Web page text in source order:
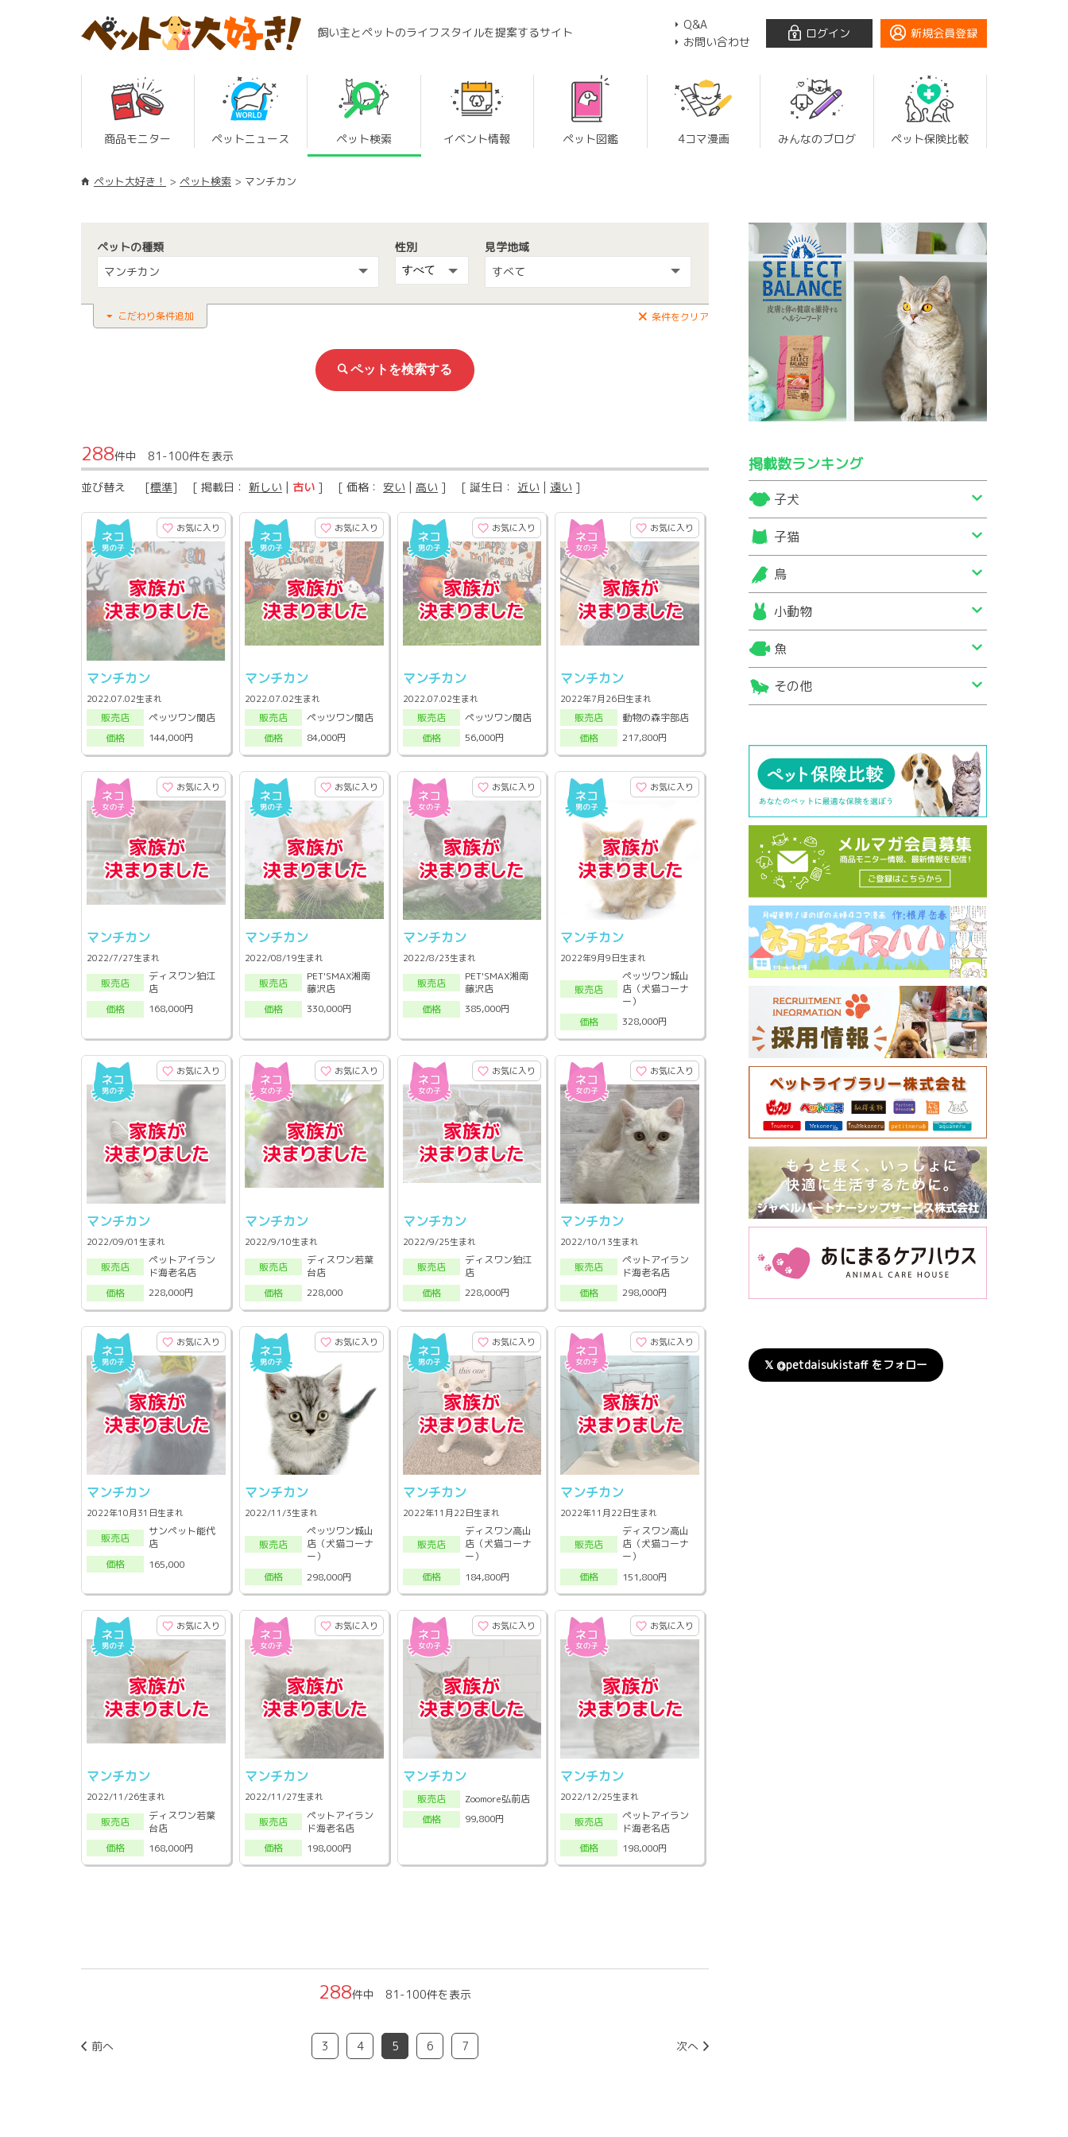
飼い主とペットのライフスタイルを提案するサイト
Q&A
お問い合わせ
ログイン 新規会員登録
商品モニター ペットニュース ペット検索 イベント情報 ペット図鑑 4コマ漫画 みんなのブログ ペット保険比較
ペット大好き！ ペット検索 マンチカン
ペットの種類
マンチカン
性別
見学地域
すべて
こだわり条件追加 条件をクリア
288件中 81-100件を表示
並び替え [標準] [ 掲載日： 新しい | 古い ] [ 価格： 安い | 高い ] [ 誕生日： 近い | 遠い ]
お気に入り
マンチカン
2022.07.02生まれ
販売店
ペッツワン関店
価格
144,000円
お気に入り
マンチカン
2022.07.02生まれ
販売店
ペッツワン関店
価格
84,000円
お気に入り
マンチカン
2022.07.02生まれ
販売店
ペッツワン関店
価格
56,000円
お気に入り
マンチカン
2022年7月26日生まれ
販売店
動物の森宇部店
価格
217,800円
お気に入り
マンチカン
2022/7/27生まれ
販売店
ディスワン狛江
店
価格
168,000円
お気に入り
マンチカン
2022/08/19生まれ
販売店
PET'SMAX湘南
藤沢店
価格
330,000円
お気に入り
マンチカン
2022/8/23生まれ
販売店
PET'SMAX湘南
藤沢店
価格
385,000円
お気に入り
マンチカン
2022年9月9日生まれ
販売店
ペッツワン城山
店（犬猫コーナ
ー）
価格
328,000円
お気に入り
マンチカン
2022/09/01生まれ
販売店
ペットアイラン
ド海老名店
価格
228,000円
お気に入り
マンチカン
2022/9/10生まれ
販売店
ディスワン若葉
台店
価格
228,000
お気に入り
マンチカン
2022/9/25生まれ
販売店
ディスワン狛江
店
価格
228,000円
お気に入り
マンチカン
2022/10/13生まれ
販売店
ペットアイラン
ド海老名店
価格
298,000円
お気に入り
マンチカン
2022年10月31日生まれ
販売店
サンペット能代
店
価格
165,000
お気に入り
マンチカン
2022/11/3生まれ
販売店
ペッツワン城山
店（犬猫コーナ
ー）
価格
298,000円
お気に入り
マンチカン
2022年11月22日生まれ
販売店
ディスワン高山
店（犬猫コーナ
ー）
価格
184,800円
お気に入り
マンチカン
2022年11月22日生まれ
販売店
ディスワン高山
店（犬猫コーナ
ー）
価格
151,800円
お気に入り
マンチカン
2022/11/26生まれ
販売店
ディスワン若葉
台店
価格
168,000円
お気に入り
マンチカン
2022/11/27生まれ
販売店
ペットアイラン
ド海老名店
価格
198,000円
お気に入り
マンチカン
販売店
Zoomore弘前店
価格
99,800円
お気に入り
マンチカン
2022/12/25生まれ
販売店
ペットアイラン
ド海老名店
価格
198,000円
288件中 81-100件を表示
前へ 3 4 5 6 7 次へ
掲載数ランキング
子犬
子猫
鳥
小動物
魚
その他
𝕏 @petdaisukistaff をフォロー